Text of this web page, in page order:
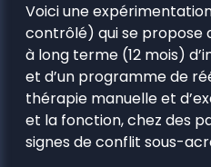
Voici une
contrôlé) qui se propose
à long terme (12 mois)
et d’un programme de
thérapie manuelle et
et la fonction, chez des
signes de conflit sous-